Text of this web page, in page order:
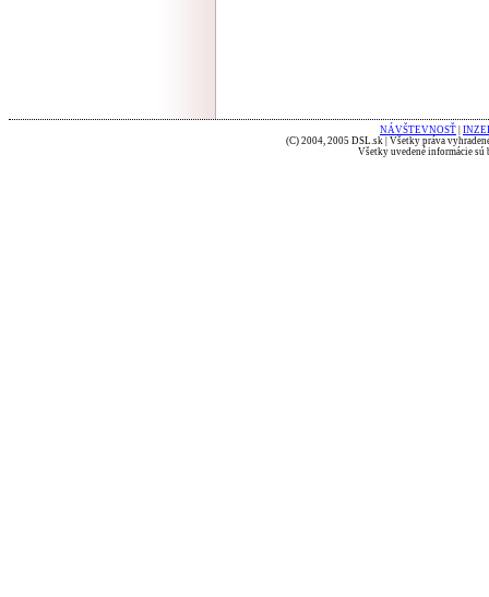
NÁVŠTEVNOSŤ
(C) 2004, 2005 DSL.sk | Všetky práva
Všetky uvedené informácie sú